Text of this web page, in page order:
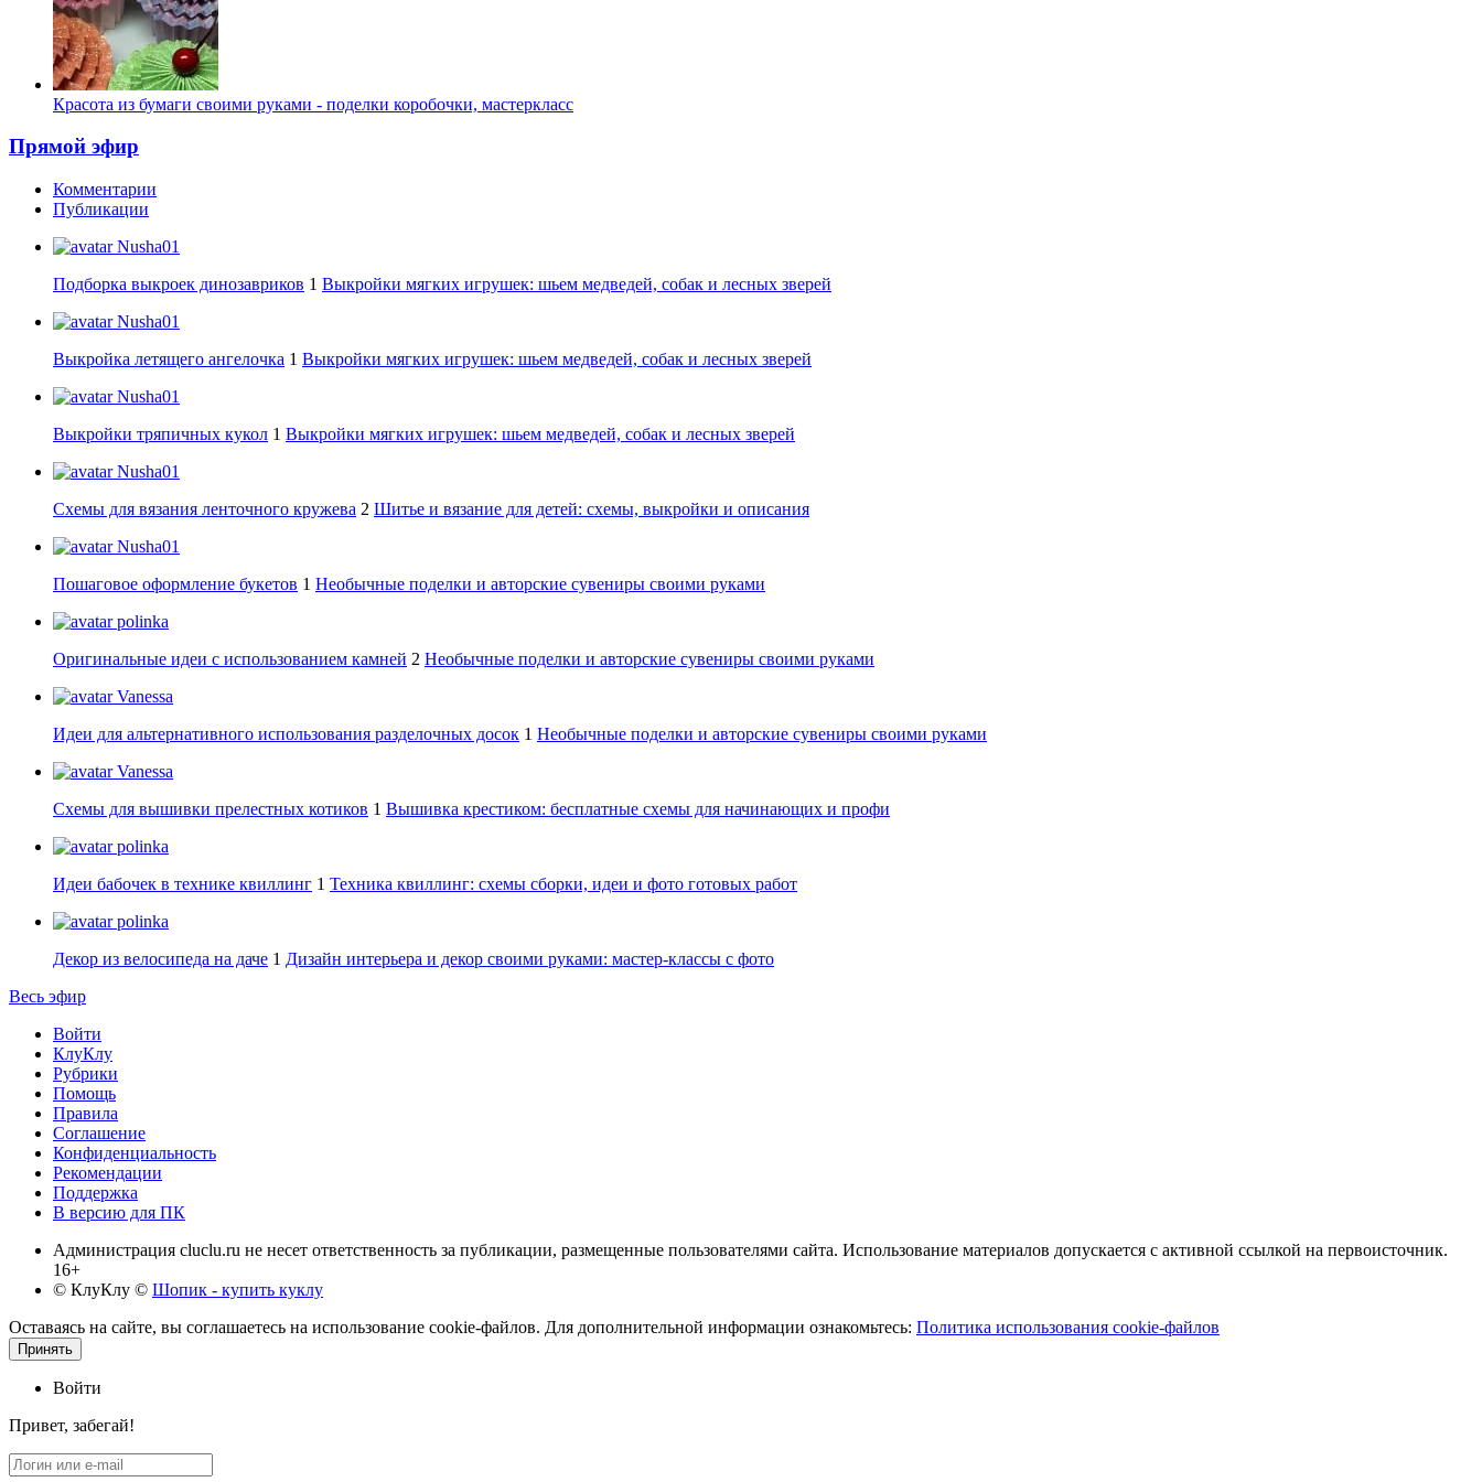
Красота из бумаги своими руками - поделки коробочки, мастеркласс
Прямой эфир
Комментарии
Публикации
Nusha01
Подборка выкроек динозавриков 1 Выкройки мягких игрушек: шьем медведей, собак и лесных зверей
Nusha01
Выкройка летящего ангелочка 1 Выкройки мягких игрушек: шьем медведей, собак и лесных зверей
Nusha01
Выкройки тряпичных кукол 1 Выкройки мягких игрушек: шьем медведей, собак и лесных зверей
Nusha01
Схемы для вязания ленточного кружева 2 Шитье и вязание для детей: схемы, выкройки и описания
Nusha01
Пошаговое оформление букетов 1 Необычные поделки и авторские сувениры своими руками
polinka
Оригинальные идеи с использованием камней 2 Необычные поделки и авторские сувениры своими руками
Vanessa
Идеи для альтернативного использования разделочных досок 1 Необычные поделки и авторские сувениры своими руками
Vanessa
Схемы для вышивки прелестных котиков 1 Вышивка крестиком: бесплатные схемы для начинающих и профи
polinka
Идеи бабочек в технике квиллинг 1 Техника квиллинг: схемы сборки, идеи и фото готовых работ
polinka
Декор из велосипеда на даче 1 Дизайн интерьера и декор своими руками: мастер-классы с фото
Весь эфир
Войти
КлуКлу
Рубрики
Помощь
Правила
Соглашение
Конфиденциальность
Рекомендации
Поддержка
В версию для ПК
Администрация cluclu.ru не несет ответственность за публикации, размещенные пользователями сайта. Использование материалов допускается с активной ссылкой на первоисточник.
16+
© КлуКлу © Шопик - купить куклу
Оставаясь на сайте, вы соглашаетесь на использование cookie-файлов. Для дополнительной информации ознакомьтесь: Политика использования cookie-файлов
Принять
Войти
Привет, забегай!